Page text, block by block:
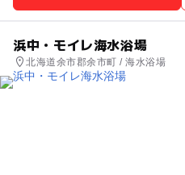
浜中・モイレ海水浴場
北海道余市郡余市町 / 海水浴場